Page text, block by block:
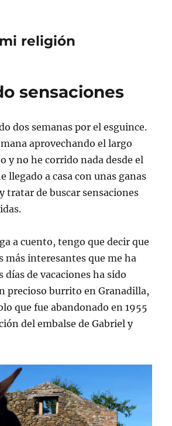
religión
sensaciones
dos semanas por el esguince.
aprovechando el largo
y no he corrido nada desde el
llegado a casa con unas ganas
tratar de buscar sensaciones
a cuento, tengo que decir que
más interesantes que me ha
días de vacaciones ha sido
precioso burrito en Granadilla,
que fue abandonado en 1955
del embalse de Gabriel y